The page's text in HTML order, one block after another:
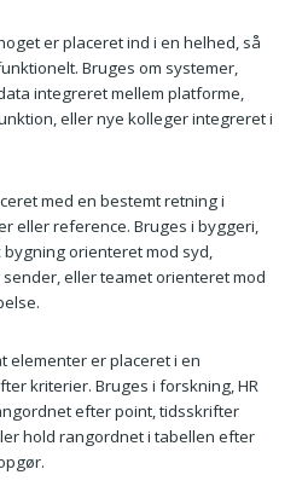
er placeret ind i en helhed, så
Bruges om systemer,
integreret mellem platforme,
eller nye kolleger integreret i
med en bestemt retning i
eller reference. Bruges i byggeri,
orienteret mod syd,
eller teamet orienteret mod
elementer er placeret i en
kriterier. Bruges i forskning, HR
efter point, tidsskrifter
hold rangordnet i tabellen efter